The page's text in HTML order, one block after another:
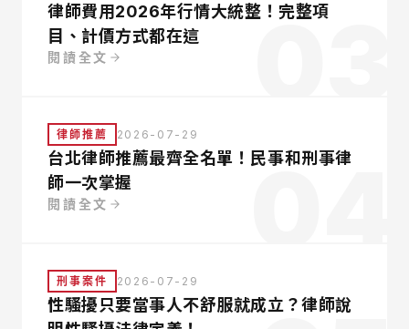
律師費用2026年行情大統整！完整項
目、計價方式都在這
閱讀全文 03
律師推薦 2026-07-29
台北律師推薦最齊全名單！民事和刑事律
師一次掌握
閱讀全文
刑事案件 2026-07-29
性騷擾只要當事人不舒服就成立？律師說